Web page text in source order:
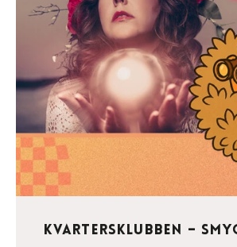
Kvartersklubben –